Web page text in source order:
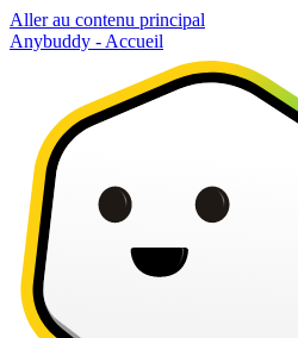
Aller au contenu principal
Anybuddy - Accueil